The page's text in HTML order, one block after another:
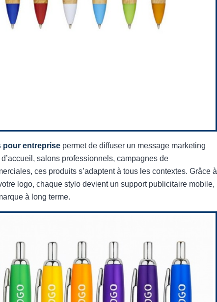
pour entreprise permet de diffuser un message marketing
salons professionnels, campagnes de
ces produits s’adaptent à tous les contextes. Grâce à
logo, chaque stylo devient un support publicitaire mobile,
à long terme.